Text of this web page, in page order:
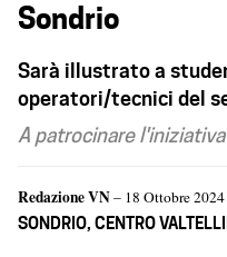
Sondrio
Sarà illustrato a
operatori/tecnici del
A patrocinare
Redazione VN– 18 Ottobre
SONDRIO, CENTRO